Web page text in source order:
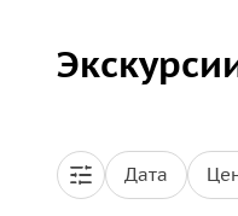
Дата